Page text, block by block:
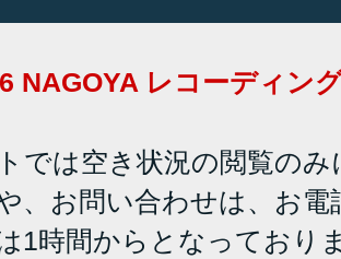
NAGOYA レコーディン
では空き状況の閲覧の
、お問い合わせは、お
1時間からとなっており